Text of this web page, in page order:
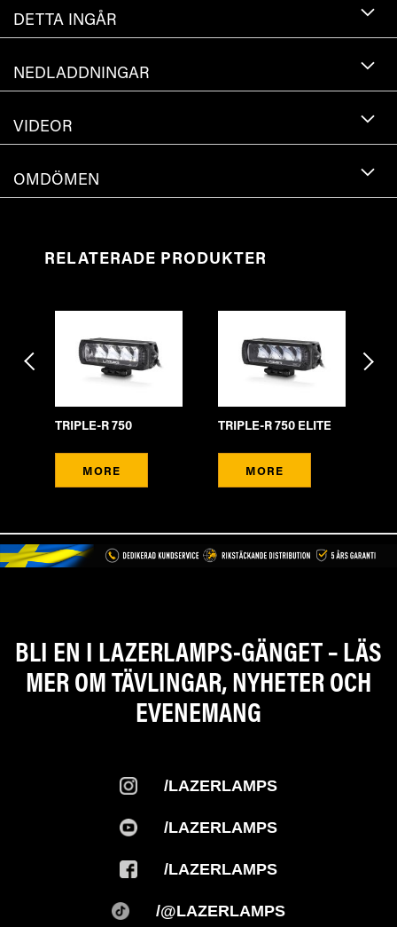
DETTA INGÅR
NEDLADDNINGAR
VIDEOR
OMDÖMEN
RELATERADE PRODUKTER
MORE
TRIPLE-R 750
MORE
TRIPLE-R 750 ELITE
BLI EN I LAZERLAMPS-GÄNGET – LÄS
MER OM TÄVLINGAR, NYHETER OCH
EVENEMANG
/LAZERLAMPS
/LAZERLAMPS
/LAZERLAMPS
/@LAZERLAMPS